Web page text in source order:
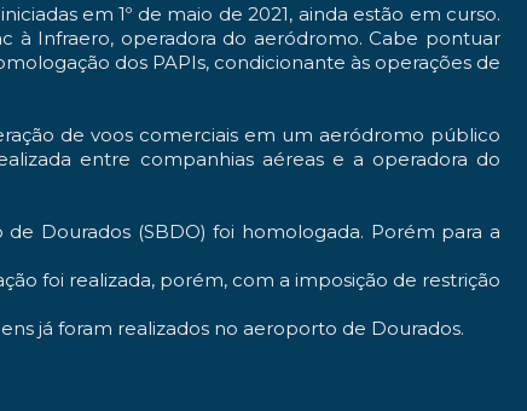
em 1º de maio de 2021, ainda estão em curso.
à Infraero, operadora do aeródromo. Cabe pontuar
dos PAPIs, condicionante às operações de
de voos comerciais em um aeródromo público
entre companhias aéreas e a operadora do
Dourados (SBDO) foi homologada. Porém para a
foi realizada, porém, com a imposição de restrição
já foram realizados no aeroporto de Dourados.